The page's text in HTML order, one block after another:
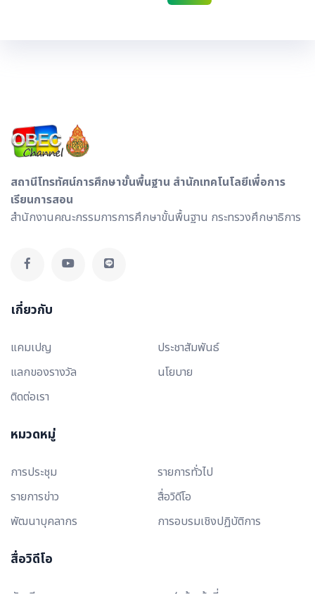
สถานีโทรทัศน์การศึกษาขั้นพื้นฐาน สำนักเทคโนโลยีเพื่อการ
เรียนการสอน
สำนักงานคณะกรรมการการศึกษาขั้นพื้นฐาน กระทรวงศึกษาธิการ
เกี่ยวกับ
แคมเปญ
ประชาสัมพันธ์
แลกของรางวัล
นโยบาย
ติดต่อเรา
หมวดหมู่
การประชุม
รายการทั่วไป
รายการข่าว
สื่อวิดีโอ
พัฒนาบุคลากร
การอบรมเชิงปฏิบัติการ
สื่อวิดีโอ